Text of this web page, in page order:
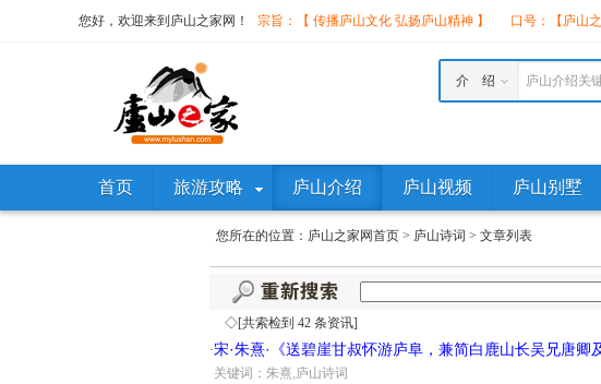
您好，欢迎来到庐山之家网！ 宗旨：【 传播庐山文化 弘扬庐山精神 】 口号：【庐山
庐山介绍关
介 绍
首页 旅游攻略 庐山介绍 庐山视频 庐山别墅
您所在的位置： 庐山之家网首页 > 庐山诗词 > 文章列表
◇[共索检到 42 条资讯]
·宋·朱熹·《送碧崖甘叔怀游庐阜，兼简白鹿山长吴兄唐卿
关键词：朱熹,庐山诗词